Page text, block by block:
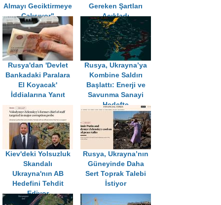
Almayı Geciktirmeye
Çalışıyor"
Gereken Şartları
Açıkladı
Rusya'dan 'Devlet
Bankadaki Paralara
El Koyacak'
İddialarına Yanıt
Rusya, Ukrayna’ya
Kombine Saldırı
Başlattı: Enerji ve
Savunma Sanayi
Hedefte
Kiev'deki Yolsuzluk
Skandalı
Ukrayna'nın AB
Hedefini Tehdit
Ediyor
Rusya, Ukrayna’nın
Güneyinde Daha
Sert Toprak Talebi
İstiyor